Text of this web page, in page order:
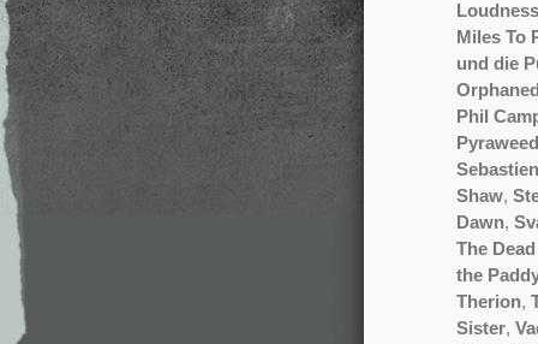
Loudness
Miles To
und die
Phil
Pyraweed
Sebastien
Shaw,
Dawn,
The
the
Therion,
Sister,